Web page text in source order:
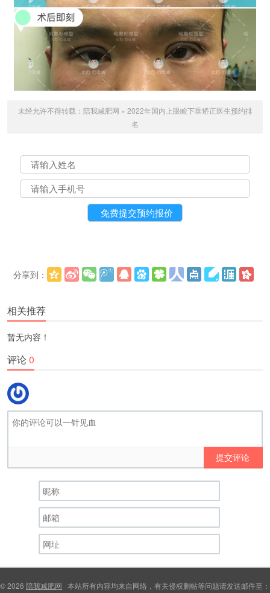
未经允许不得转载： 陪我减肥网 » 2022年国内上眼睑下垂矫正医生预约排
名
分享到：
相关推荐
暂无内容！
评论0
提交评论
© 2026 陪我减肥网 本站所有内容均来自网络，有关侵权删帖等问题请发送邮件至：